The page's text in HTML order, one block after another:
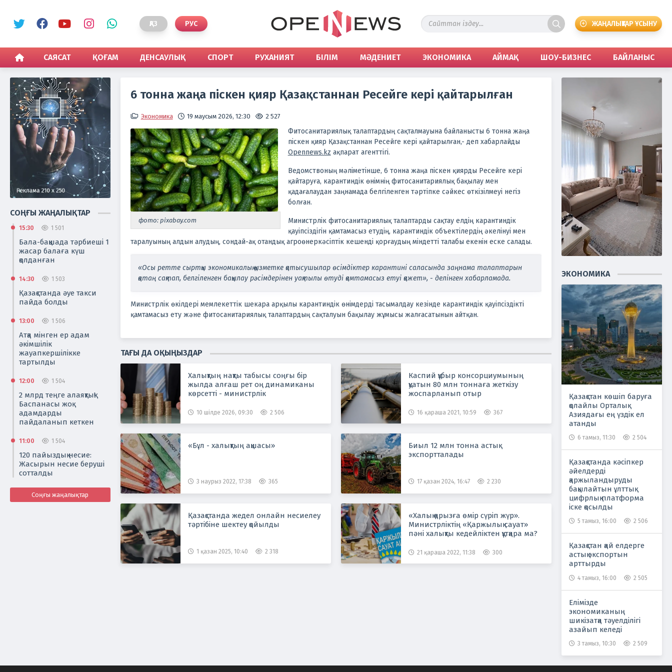
ҚАЗ РУС ЖАҢАЛЫҚТАР ҰСЫНУ
САЯСАТ ҚОҒАМ ДЕНСАУЛЫҚ СПОРТ РУХАНИЯТ БІЛІМ МӘДЕНИЕТ ЭКОНОМИКА АЙМАҚ ШОУ-БИЗНЕС БАЙЛАНЫС
СОҢҒЫ ЖАҢАЛЫҚТАР
15:30 1 501
Бала-бақшада тәрбиеші 1
жасар балаға күш
қолданған
14:30 1 503
Қазақстанда әуе такси
пайда болды
13:00 1 506
Атқа мінген ер адам
әкімшілік
жауапкершілікке
тартылды
12:00 1 504
2 млрд теңге алаяқтық!
Баспанасы жоқ
адамдарды
пайдаланып кеткен
11:00 1 504
120 пайыздық несие:
Жасырын несие беруші
сотталды
Соңғы жаңалықтар
6 тонна жаңа піскен қияр Қазақстаннан Ресейге кері қайтарылған
Экономика 19 маусым 2026, 12:30 2 527
фото: pixabay.com
Фитосанитариялық талаптардың сақталмауына байланысты 6 тонна жаңа
піскен қияр Қазақстаннан Ресейге кері қайтарылған,- деп хабарлайды
Оpennews.kz ақпарат агенттігі.
Ведомствоның мәліметінше, 6 тонна жаңа піскен қиярды Ресейге кері
қайтаруға, карантиндік өнімнің фитосанитариялық бақылау мен
қадағалаудан заңнамада белгіленген тәртіпке сәйкес өткізілмеуі негіз
болған.
Министрлік фитосанитариялық талаптарды сақтау елдің карантиндік
қауіпсіздігін қамтамасыз етудің, карантиндік объектілердің әкелінуі мен
таралуының алдын алудың, сондай-ақ отандық агроөнеркәсіптік кешенді қорғаудың міндетті талабы екенін еске салады.
«Осы ретте сыртқы экономикалық қызметке қатысушылар өсімдіктер карантині саласында заңнама талаптарын
қатаң сақтап, белгіленген бақылау рәсімдерінен уақтылы өтуді қамтамасыз етуі қажет», - делінген хабарламада.
Министрлік өкілдері мемлекеттік шекара арқылы карантиндік өнімдерді тасымалдау кезінде карантиндік қауіпсіздікті
қамтамасыз ету және фитосанитариялық талаптардың сақталуын бақылау жұмысы жалғасатынын айтқан.
ТАҒЫ ДА ОҚЫҢЫЗДАР
Халықтың нақты табысы соңғы бір
жылда алғаш рет оң динамиканы
көрсетті - министрлік
10 шілде 2026, 09:30 2 506
Каспий құбыр консорциумының
қуатын 80 млн тоннаға жеткізу
жоспарланып отыр
16 қараша 2021, 10:59 367
«Бұл - халықтың ақшасы»
3 наурыз 2022, 17:38 365
Биыл 12 млн тонна астық
экспортталады
17 қазан 2024, 16:47 2 230
Қазақстанда жедел онлайн несиелеу
тәртібіне шектеу қойылды
1 қазан 2025, 10:40 2 318
«Халық қарызға өмір сүріп жүр».
Министрліктің «Қаржылық сауат»
пәні халықты кедейліктен құтқара ма?
21 қараша 2022, 11:38 300
ЭКОНОМИКА
Қазақстан көшіп баруға
қолайлы Орталық
Азиядағы ең үздік ел
атанды
6 тамыз, 11:30 2 504
Қазақстанда кәсіпкер
әйелдерді
қаржыландыруды
бақылайтын ұлттық
цифрлық платформа
іске қосылды
5 тамыз, 16:00 2 506
Қазақстан қай елдерге
астық экспортын
арттырды
4 тамыз, 16:00 2 505
Елімізде
экономиканың
шикізатқа тәуелділігі
азайып келеді
3 тамыз, 10:30 2 509